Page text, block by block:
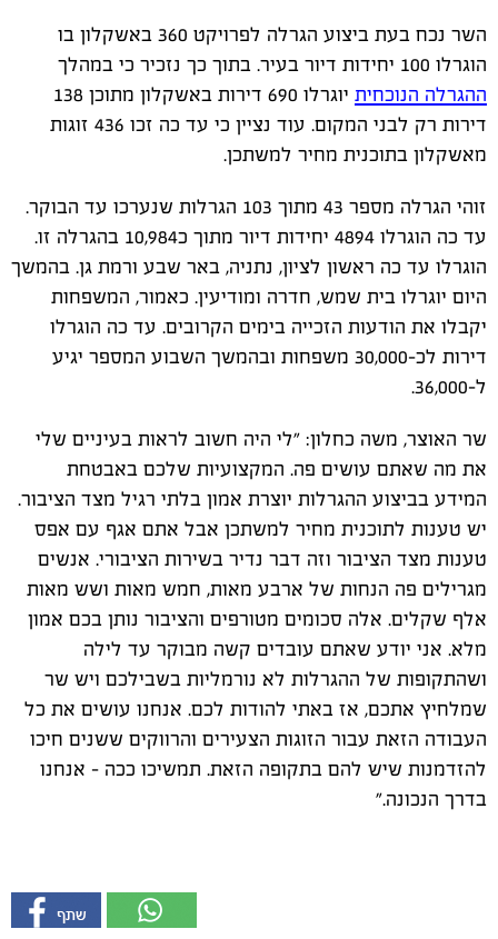
השר נכח בעת ביצוע הגרלה לפרויקט 360 באשקלון בו
הוגרלו 100 יחידות דיור בעיר. בתוך כך נזכיר כי במהלך
ההגרלה הנוכחית
יוגרלו 690 דירות באשקלון מתוכן 138
דירות רק לבני המקום. עוד נציין כי עד כה זכו 436 זוגות
מאשקלון בתוכנית מחיר למשתכן.
זוהי הגרלה מספר 43 מתוך 103 הגרלות שנערכו עד הבוקר.
עד כה הוגרלו 4894 יחידות דיור מתוך כ10,984 בהגרלה זו.
הוגרלו עד כה ראשון לציון, נתניה, באר שבע ורמת גן. בהמשך
היום יוגרלו בית שמש, חדרה ומודיעין. כאמור, המשפחות
יקבלו את הודעות הזכייה בימים הקרובים. עד כה הוגרלו
דירות לכ-30,000 משפחות ובהמשך השבוע המספר יגיע
ל-36,000.
שר האוצר, משה כחלון: "לי היה חשוב לראות בעיניים שלי
את מה שאתם עושים פה. המקצועיות שלכם באבטחת
המידע בביצוע ההגרלות יוצרת אמון בלתי רגיל מצד הציבור.
יש טענות לתוכנית מחיר למשתכן אבל אתם אגף עם אפס
טענות מצד הציבור וזה דבר נדיר בשירות הציבורי. אנשים
מגרילים פה הנחות של ארבע מאות, חמש מאות ושש מאות
אלף שקלים. אלה סכומים מטורפים והציבור נותן בכם אמון
מלא. אני יודע שאתם עובדים קשה מבוקר עד לילה
ושהתקופות של ההגרלות לא נורמליות בשבילכם ויש שר
שמלחיץ אתכם, אז באתי להודות לכם. אנחנו עושים את כל
העבודה הזאת עבור הזוגות הצעירים והרווקים ששנים חיכו
להזדמנות שיש להם בתקופה הזאת. תמשיכו ככה - אנחנו
בדרך הנכונה."